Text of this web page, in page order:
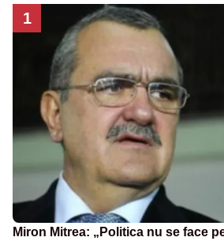
1
Miron Mitrea: „Politica nu se face